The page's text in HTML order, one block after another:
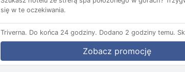
się w te oczekiwania.
Triverna. Do końca 24 godziny. Dodano 2 godziny temu.
Zobacz promocję